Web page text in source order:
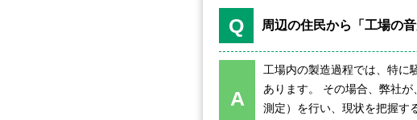
Q 周辺の住民から「工場の
A
工場内の製造過程では、特に
あります。 その場合、弊社
測定）を行い、現状を把握す